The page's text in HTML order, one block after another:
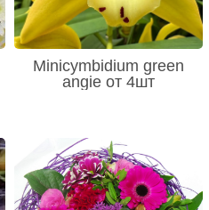
Minicymbidium green
angie от 4шт